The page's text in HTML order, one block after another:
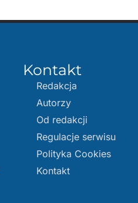
Kontakt
Redakcja
Autorzy
Od redakcji
Regulacje serwisu
Polityka Cookies
Kontakt